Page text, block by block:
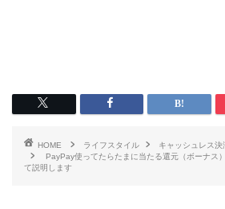
HOME ライフスタイル
キャッシュレス決
PayPay使ってたらたまに当たる還元（ボーナス
て説明します